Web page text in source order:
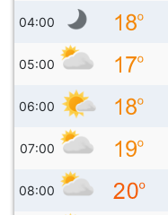
04:00
05:00
06:00
07:00
08:00